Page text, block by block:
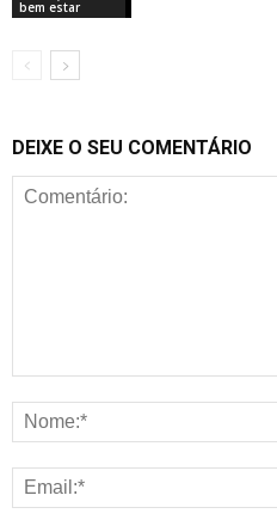
bem estar
DEIXE O SEU COMENTÁRIO